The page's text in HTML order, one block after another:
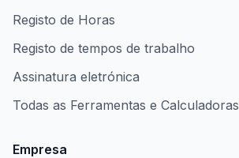
Registo de Horas
Registo de tempos de trabalho
Assinatura eletrónica
Todas as Ferramentas e Calculadoras
Empresa